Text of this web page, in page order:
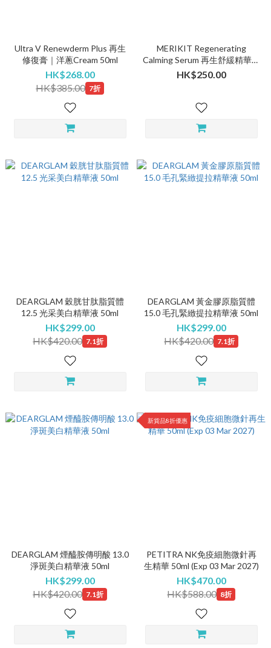
Ultra V Renewderm Plus 再生
修復膏｜洋蔥Cream 50ml
HK$268.00
HK$385.00 7折
MERIKIT Regenerating
Calming Serum 再生舒緩精華液
250ml (Exp: 10.11.2027)
HK$250.00
DEARGLAM 穀胱甘肽脂質體
12.5 光采美白精華液 50ml
HK$299.00
HK$420.00 7.1折
DEARGLAM 黃金膠原脂質體
15.0 毛孔緊緻提拉精華液 50ml
HK$299.00
HK$420.00 7.1折
DEARGLAM 煙醯胺傳明酸 13.0
淨斑美白精華液 50ml
HK$299.00
HK$420.00 7.1折
新貨品8折優惠
PETITRA NK免疫細胞微針再
生精華 50ml (Exp 03 Mar 2027)
HK$470.00
HK$588.00 8折